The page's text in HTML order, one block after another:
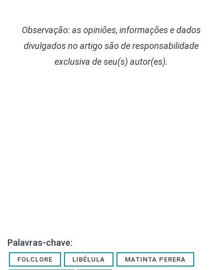
Observação: as opiniões, informações e dados
divulgados no artigo são de responsabilidade
exclusiva de seu(s) autor(es).
Palavras-chave:
FOLCLORE LIBÉLULA MATINTA PERERA